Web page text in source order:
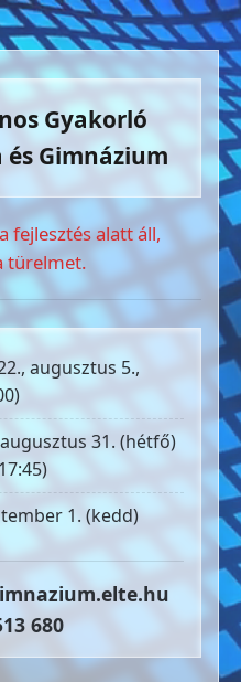
Gyakorló
Gimnázium
fejlesztés alatt áll,
türelmet.
augusztus 5.,
augusztus 31. (hétfő)
1. (kedd)
680